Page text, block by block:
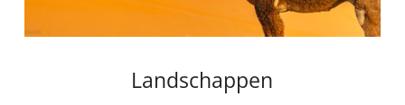
Landschappen